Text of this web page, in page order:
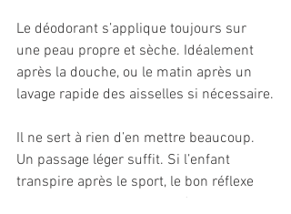
Le déodorant s’applique toujours sur
une peau propre et sèche. Idéalement
après la douche, ou le matin après un
lavage rapide des aisselles si nécessaire.
Il ne sert à rien d’en mettre beaucoup.
Un passage léger suffit. Si l’enfant
transpire après le sport, le bon réflexe
n’est pas de remettre du déodorant sur